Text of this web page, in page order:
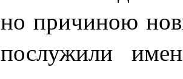
но причиною
послужили